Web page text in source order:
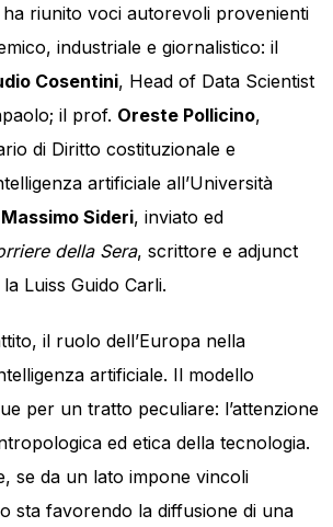
riunito voci autorevoli provenienti
industriale e giornalistico: il
Cosentini, Head of Data Scientist
il prof. Oreste Pollicino,
di Diritto costituzionale e
artificiale all’Università
Massimo Sideri, inviato ed
della Sera, scrittore e adjunct
Luiss Guido Carli.
il ruolo dell’Europa nella
artificiale. Il modello
per un tratto peculiare: l’attenzione
ed etica della tecnologia.
se da un lato impone vincoli
sta favorendo la diffusione di una